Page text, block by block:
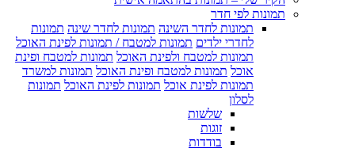
תמונות לפי חדר
תמונות לחדר השינה תמונות לחדר שינה תמונות
לחדרי ילדים תמונות למטבח / תמונות לפינת האוכל
תמונות למטבח ולפינת האוכל תמונות למטבח ופינת
אוכל תמונות למטבח ופינת האוכל תמונות למשרד
תמונות לפינת אוכל תמונות לפינת האוכל תמונות
לסלון
שלשות
זוגות
בודדות